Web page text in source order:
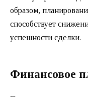
образом,
способствует
успешности сделки.
Финансовое